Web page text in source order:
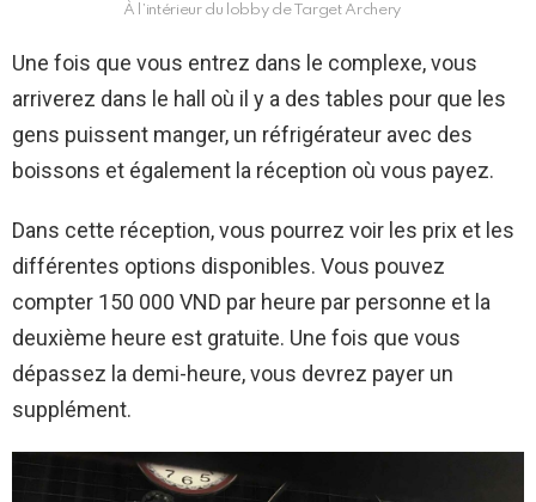
À l’intérieur du lobby de Target Archery
Une fois que vous entrez dans le complexe, vous
arriverez dans le hall où il y a des tables pour que les
gens puissent manger, un réfrigérateur avec des
boissons et également la réception où vous payez.
Dans cette réception, vous pourrez voir les prix et les
différentes options disponibles. Vous pouvez
compter 150 000 VND par heure par personne et la
deuxième heure est gratuite. Une fois que vous
dépassez la demi-heure, vous devrez payer un
supplément.